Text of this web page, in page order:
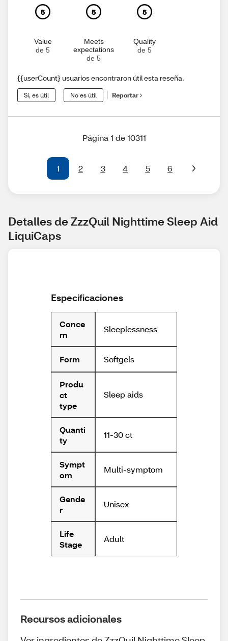
5
Value
de 5
5
Meets
expectations
de 5
5
Quality
de 5
{{userCount} usuarios encontraron útil esta reseña.
Sí, es útil No es útil Reportar
Página 1 de 10311
1 2 3 4 5 6
Detalles de ZzzQuil Nighttime Sleep Aid
LiquiCaps
Especificaciones
Conce
rn
Sleeplessness
Form Softgels
Produ
ct
type
Sleep aids
Quanti
ty
11-30 ct
Sympt
om
Multi-symptom
Gende
r
Unisex
Life
Stage
Adult
Recursos adicionales